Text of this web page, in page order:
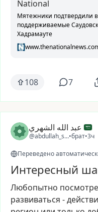
National
Мятежники подтвердили
поддерживаемые
Хадрамауте
108 7
عبد الله الشهري
@abdullah_sa20
•брат•3ч
Переведено
Интересный
Любопытно
развиваться -